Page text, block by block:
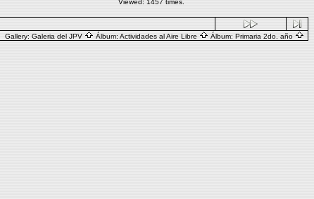
Viewed: 1457 times.
Gallery: Galeria del JPV Álbum: Actividades al Aire Libre Álbum: Primaria 2do. año